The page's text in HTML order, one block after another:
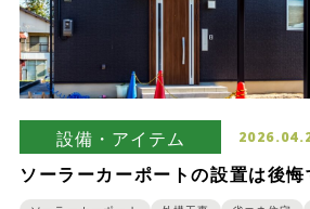
設備・アイテム
ソーラーカーポートの設置は後
人が指摘するデメリットを紹介